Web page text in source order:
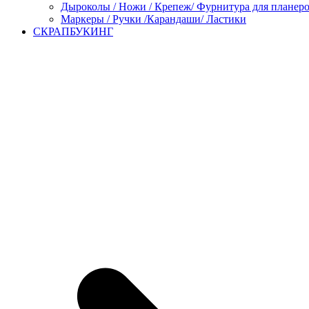
Дыроколы / Ножи / Крепеж/ Фурнитура для
Маркеры / Ручки /Карандаши/ Ластики
СКРАПБУКИНГ